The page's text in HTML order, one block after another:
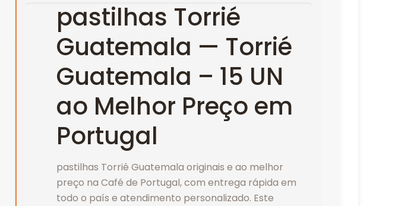
pastilhas Torrié
Guatemala — Torrié
Guatemala – 15 UN
ao Melhor Preço em
Portugal
pastilhas Torrié Guatemala originais e ao melhor
preço na Café de Portugal, com entrega rápida em
todo o país e atendimento personalizado. Este